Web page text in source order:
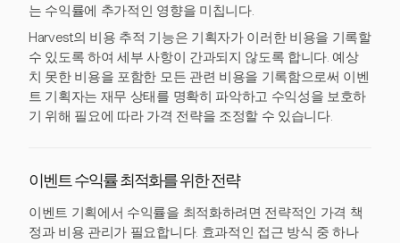
는 수익률에 추가적인 영향을 미칩니다.
Harvest의 비용 추적 기능은 기획자가 이러한 비용을 기록할
수 있도록 하여 세부 사항이 간과되지 않도록 합니다. 예상
치 못한 비용을 포함한 모든 관련 비용을 기록함으로써 이벤
트 기획자는 재무 상태를 명확히 파악하고 수익성을 보호하
기 위해 필요에 따라 가격 전략을 조정할 수 있습니다.
이벤트 수익률 최적화를 위한 전략
이벤트 기획에서 수익률을 최적화하려면 전략적인 가격 책
정과 비용 관리가 필요합니다. 효과적인 접근 방식 중 하나